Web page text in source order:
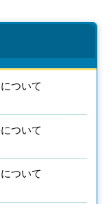
ついて
ついて
ついて